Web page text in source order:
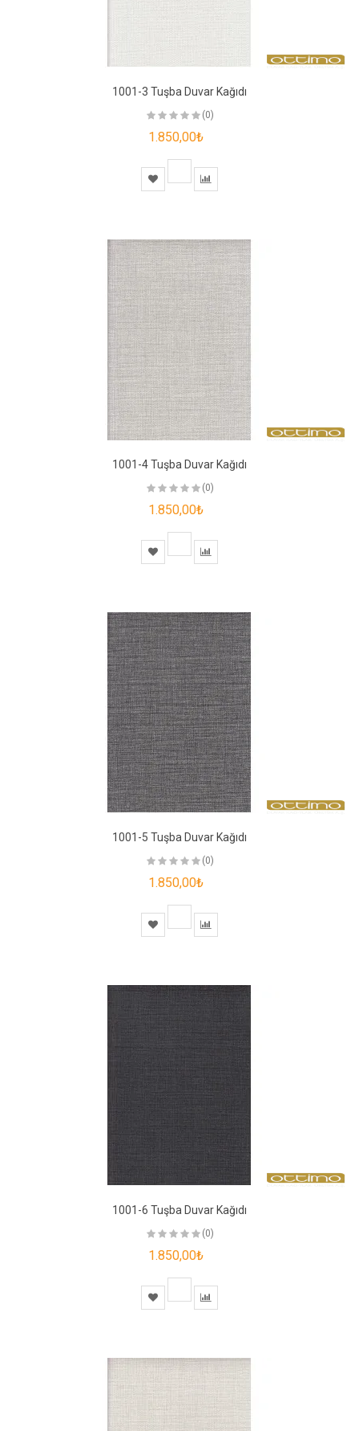
1001-3 Tuşba Duvar Kağıdı
(0)
1.850,00₺
1001-4 Tuşba Duvar Kağıdı
(0)
1.850,00₺
1001-5 Tuşba Duvar Kağıdı
(0)
1.850,00₺
1001-6 Tuşba Duvar Kağıdı
(0)
1.850,00₺